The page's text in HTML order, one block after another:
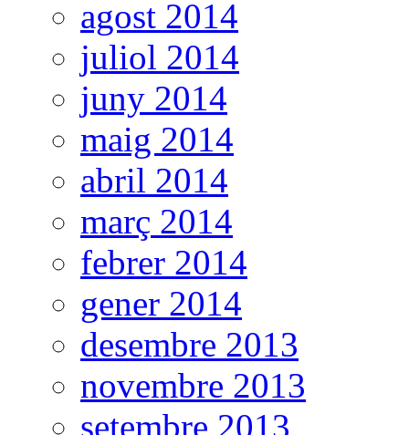
agost 2014
juliol 2014
juny 2014
maig 2014
abril 2014
març 2014
febrer 2014
gener 2014
desembre 2013
novembre 2013
setembre 2013